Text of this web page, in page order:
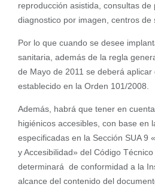
reproducción asistida, consultas
diagnostico por imagen, centros
Por lo que cuando se desee
sanitaria, además de la regla
de Mayo de 2011 se deberá
establecido en la Orden 101/2008.
Además, habrá que tener en
higiénicos accesibles, con base en
especificadas en la Sección SUA 9
y Accesibilidad» del Código
determinará de conformidad a la
alcance del contenido del